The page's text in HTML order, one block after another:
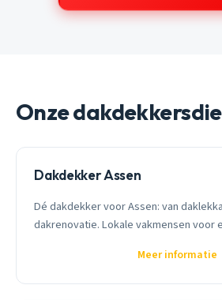
Onze
Dakdekker Assen
Dé dakdekker voor Assen: van
dakrenovatie. Lokale vakmensen voor
Meer informatie